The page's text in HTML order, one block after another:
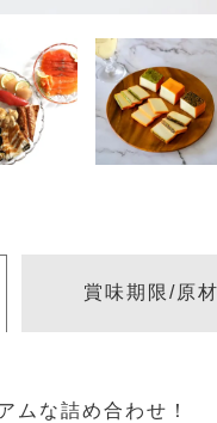
賞味期限/原
ムな詰め合わせ！